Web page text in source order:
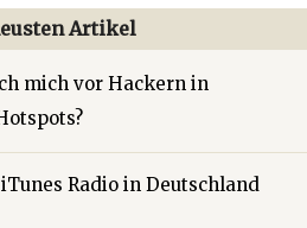
Artikel
mich vor Hackern in
Radio in Deutschland